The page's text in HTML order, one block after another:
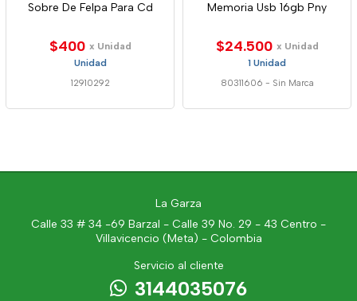
Sobre De Felpa Para Cd
$400 x Unidad
Unidad
12910292
Memoria Usb 16gb Pny
$24.500 x Unidad
1 Unidad
80311606 - Sin Marca
La Garza
Calle 33 # 34 -69 Barzal - Calle 39 No. 29 - 43 Centro -
Villavicencio (Meta) - Colombia
Servicio al cliente
3144035076